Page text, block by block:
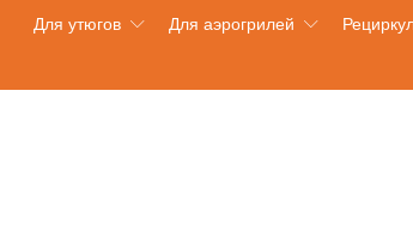
Для утюгов Для аэрогрилей